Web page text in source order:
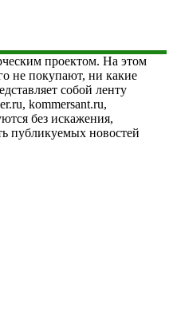
проектом. На этом
не покупают, ни какие
собой ленту
kommersant.ru,
без искажения,
публикуемых новостей